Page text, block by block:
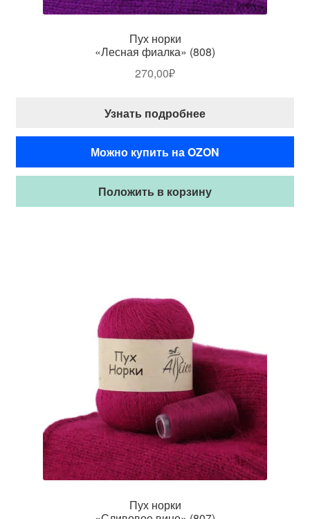
Пух норки
«Лесная фиалка» (808)
270,00₽
Узнать подробнее
Можно купить на OZON
Положить в корзину
Пух норки